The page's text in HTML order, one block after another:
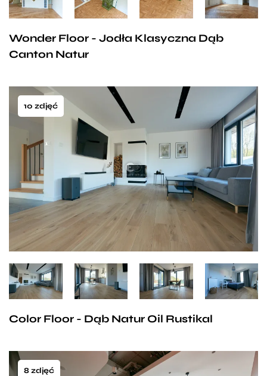
Wonder Floor - Jodła Klasyczna Dąb
Canton Natur
10 zdjęć
Color Floor - Dąb Natur Oil Rustikal
8 zdjęć